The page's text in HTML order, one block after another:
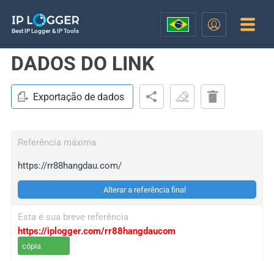
Best IP Logger & IP Tools
DADOS DO LINK
Exportação de dados
Referência máxima
https://rr88hangdau.com/
Alterar a referência final
Esta é sua breve referência
https://iplogger.com/rr88hangdaucom
cópia